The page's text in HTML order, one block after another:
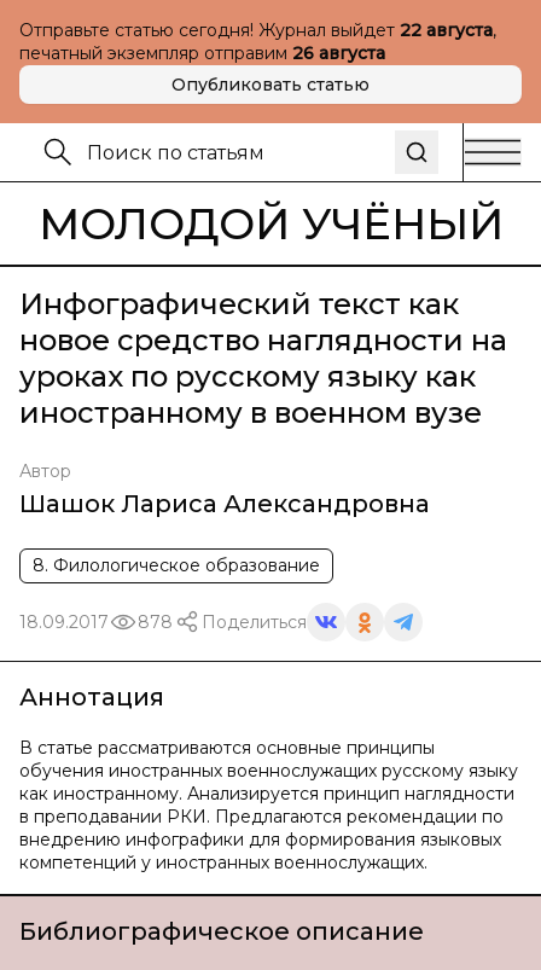
Отправьте статью сегодня! Журнал выйдет 22 августа,
печатный экземпляр отправим 26 августа
Опубликовать статью
МОЛОДОЙ УЧЁНЫЙ
Инфографический текст как
новое средство наглядности на
уроках по русскому языку как
иностранному в военном вузе
Автор
Шашок Лариса Александровна
8. Филологическое образование
18.09.2017 878 Поделиться
Аннотация
В статье рассматриваются основные принципы
обучения иностранных военнослужащих русскому языку
как иностранному. Анализируется принцип наглядности
в преподавании РКИ. Предлагаются рекомендации по
внедрению инфографики для формирования языковых
компетенций у иностранных военнослужащих.
Библиографическое описание